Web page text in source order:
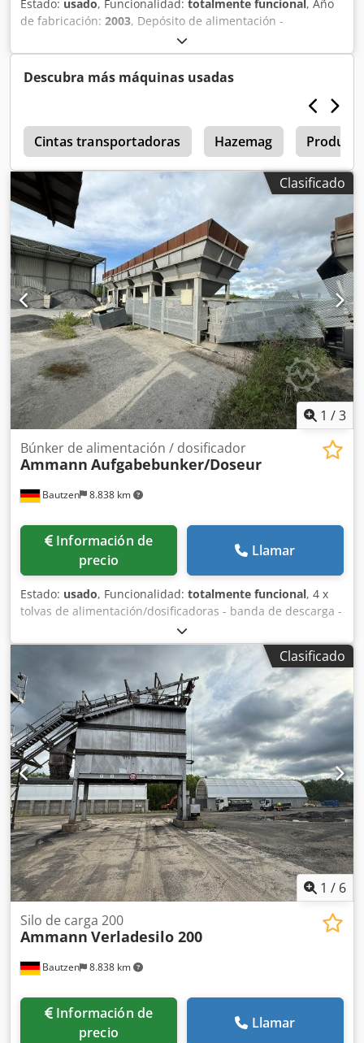
Estado: usado, Funcionalidad: totalmente funcional, Año
de fabricación: 2003, Depósito de alimentación -
Superestructura -Rejilla -Cinta de descarga/transferencia -
Cinta transportadora Dkjdszq S Hzjpfx Aifor
Descubra más máquinas usadas
Cintas transportadoras Hazemag
Clasificado
1 /3
Bautzen 8.838 km
Búnker de alimentación / dosificador
Ammann Aufgabebunker/Doseur
Información de
precio
Llamar
Estado: usado, Funcionalidad: totalmente funcional, 4 x
tolvas de alimentación/dosificadoras - banda de descarga -
banda transportadora/banda de transferencia - instalación
eléctrica, en caso de existir Dedpfx Aozq S Hueifokr
Clasificado
1 / 6
Bautzen 8.838 km
Silo de carga 200
Ammann Verladesilo 200
Información de
precio
Llamar